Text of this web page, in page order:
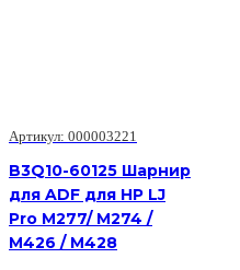
Артикул: 000003221
B3Q10-60125 Шарнир
для ADF для HP LJ
Pro M277/ M274 /
M426 / M428